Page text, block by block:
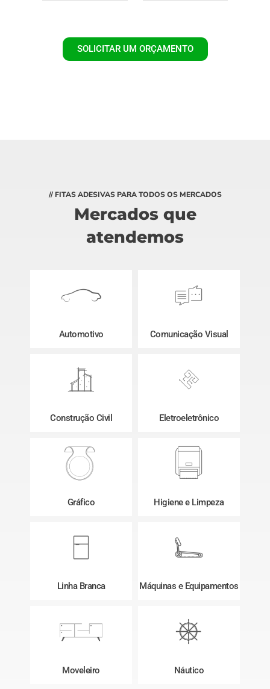
SOLICITAR UM ORÇAMENTO
// FITAS ADESIVAS PARA TODOS OS MERCADOS
Mercados que
atendemos
Automotivo Comunicação Visual
Construção Civil Eletroeletrônico
Gráfico Higiene e Limpeza
Linha Branca Máquinas e Equipamentos
Moveleiro Náutico